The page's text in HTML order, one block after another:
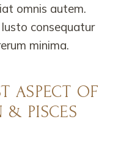
omnis autem.
consequatur
minima.
ASPECT OF
& PISCES